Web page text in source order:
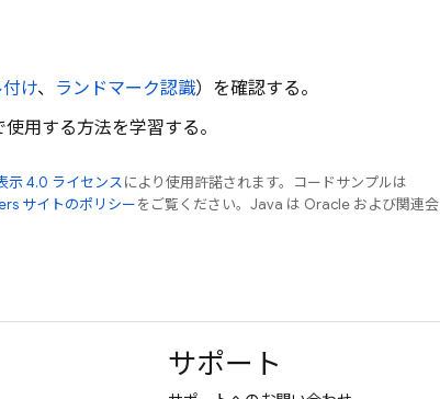
け、 ランドマーク認識）を確認する。
用する方法を学習する。
示 4.0 ライセンスにより使用許諾されます。コードサンプルは
サイトのポリシーをご覧ください。Java は Oracle および関連会
サポート